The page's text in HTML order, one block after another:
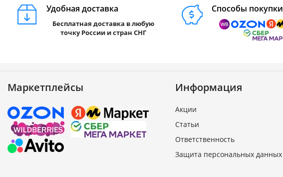
Удобная доставка
Бесплатная доставка в любую
точку России и стран СНГ
Способы покупки
Маркетплейсы Информация
Акции
Статьи
Ответственность
Защита персональных данных